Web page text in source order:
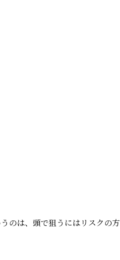
のは、頭で狙うにはリスクの方